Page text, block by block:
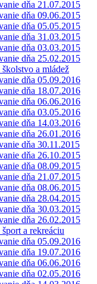
dňa 21.07.2015
dňa 09.06.2015
dňa 05.05.2015
dňa 31.03.2015
dňa 03.03.2015
dňa 25.02.2015
a mládež
dňa 05.09.2016
dňa 18.07.2016
dňa 06.06.2016
dňa 03.05.2016
dňa 14.03.2016
dňa 26.01.2016
dňa 30.11.2015
dňa 26.10.2015
dňa 08.09.2015
dňa 21.07.2015
dňa 08.06.2015
dňa 28.04.2015
dňa 30.03.2015
dňa 26.02.2015
a rekreáciu
dňa 05.09.2016
dňa 19.07.2016
dňa 06.06.2016
dňa 02.05.2016